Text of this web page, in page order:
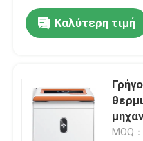
Καλύτερη τιμή
MOQ